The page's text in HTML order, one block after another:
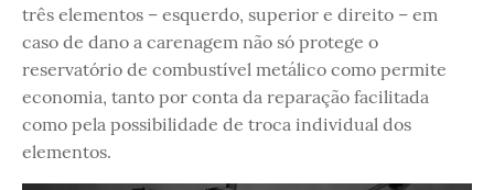
três elementos – esquerdo, superior e direito – em
caso de dano a carenagem não só protege o
reservatório de combustível metálico como permite
economia, tanto por conta da reparação facilitada
como pela possibilidade de troca individual dos
elementos.